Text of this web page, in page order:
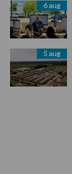
6 aug
5 aug